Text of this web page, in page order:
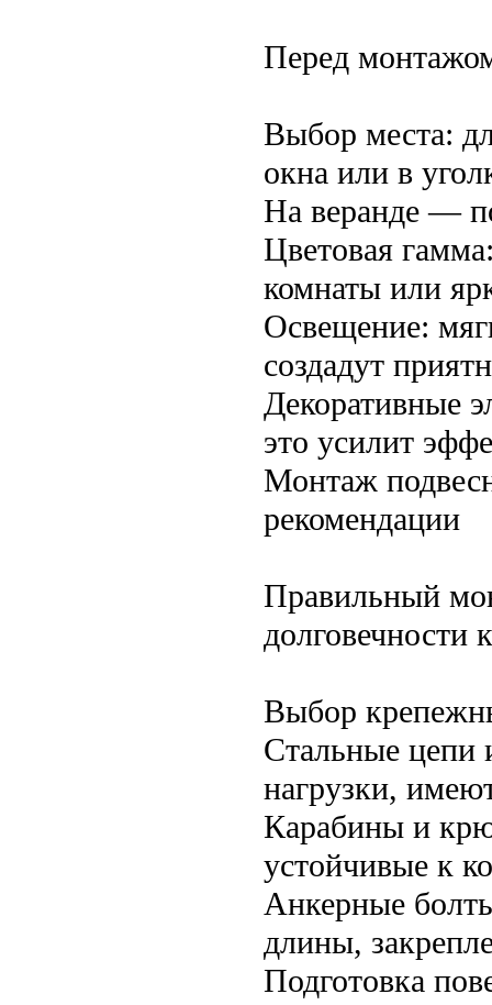
Перед
Выбор места:
окна или в
На веранде —
Цветовая
комнаты или
Освещение:
создадут
Декоративные
это усилит
Монтаж
рекомендации
Правильный
долговечности
Выбор
Стальные цепи
нагрузки,
Карабины и
устойчивые к
Анкерные
длины,
Подготовка